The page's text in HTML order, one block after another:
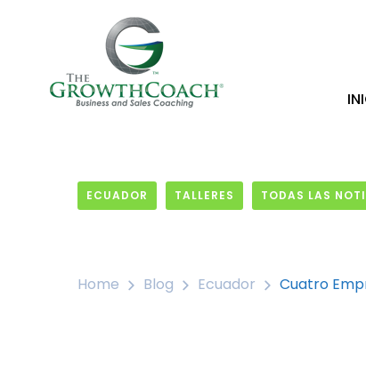
ECUADOR TALLERES TODAS LAS
Home Blog Ecuador Cuatro